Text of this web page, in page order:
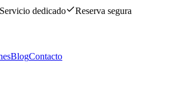
Servicio dedicado
Reserva segura
BlogContacto